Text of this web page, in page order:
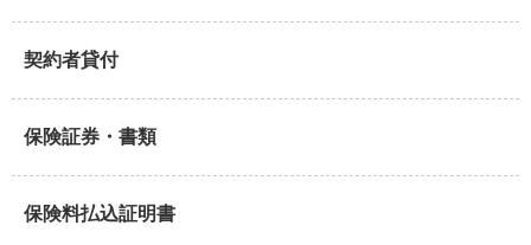
契約者貸付
保険証券・書類
保険料払込証明書